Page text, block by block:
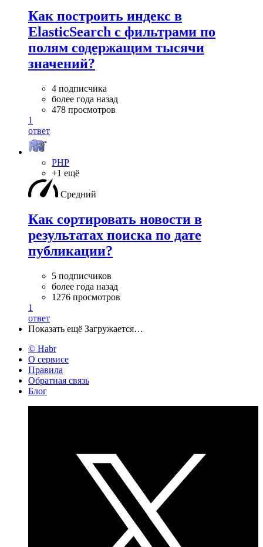
Как построить индекс в
ElasticSearch с фильтрами по
полям содержащим тысячи
значений?
4 подписчика
более года назад
478 просмотров
1
ответ
PHP
+1 ещё
Средний
Как сортировать новости в
результатах поиска по дате
публикации?
5 подписчиков
более года назад
1276 просмотров
1
ответ
Показать ещё Загружается…
© Habr
О сервисе
Правила
Обратная связь
Блог